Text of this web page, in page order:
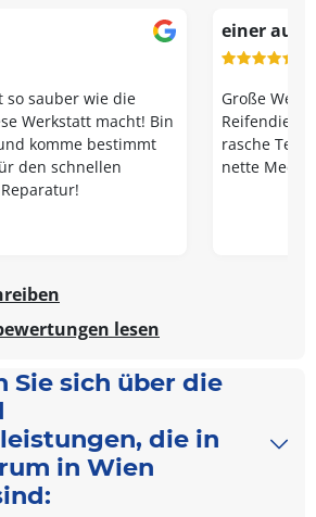
so sauber wie die
Werkstatt macht! Bin
komme bestimmt
den schnellen
einer aus
Große
rasche
nette
lesen
Sie sich über die
die in
in Wien